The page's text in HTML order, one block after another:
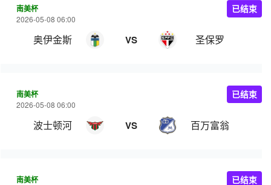
南美杯
2026-05-08 06:00
奥伊金斯 VS 圣保罗
已结束
南美杯
2026-05-08 06:00
波士顿河 VS 百万富翁
已结束
南美杯 已结束